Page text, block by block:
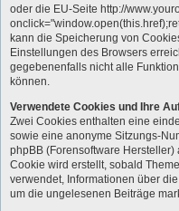
oder die EU-Seite http://
kann die Speicherung von
Einstellungen des Browsers
gegebenenfalls nicht alle
können.
Verwendete Cookies und Ihre
Zwei Cookies enthalten eine
sowie eine anonyme Sitzungs-
phpBB (Forensoftware
Cookie wird erstellt, sobald
verwendet, Informationen über
um die ungelesenen Beiträge